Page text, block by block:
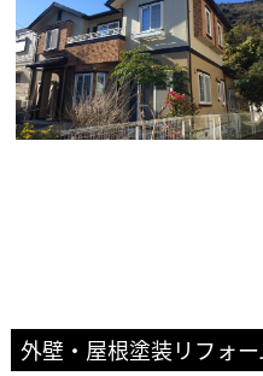
外壁・屋根塗装リフォ